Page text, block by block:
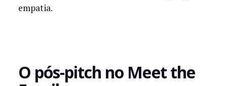
empatia.
‍O pós-pitch no Meet the